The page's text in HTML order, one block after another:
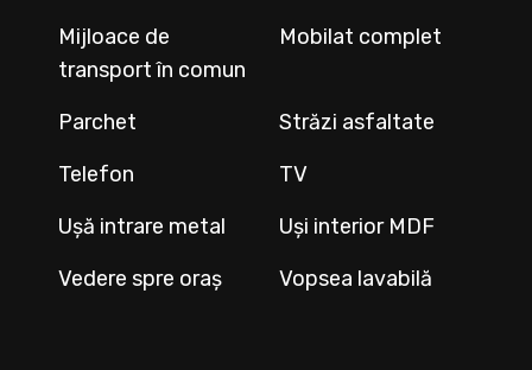
Mijloace de
transport în comun
Mobilat complet
Parchet
Străzi asfaltate
Telefon
TV
Ușă intrare metal
Uși interior MDF
Vedere spre oraș
Vopsea lavabilă